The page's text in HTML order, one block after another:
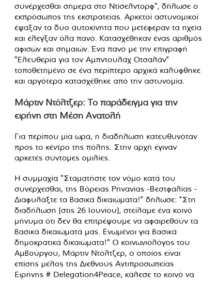
συνέρχεσθαι σήμερα στο Ντίσελντορφ", δήλωσε ο
εκπρόσωπος της εκστρατείας. Αρκετοί αστυνομικοί
έψαξαν τα δύο αυτοκίνητα που μετέφεραν τα ηχεία
και έλεγξαν όλα πανό. Κατασχέθηκαν ένας αριθμός
αφισών και σημαιών. Ένα πανό με την επιγραφή
"Ελευθερία για τον Αμπντουλάχ Οτσαλάν"
τοποθετημένο σε ένα περίπτερο αρχικά καλύφθηκε
και αργότερα κατασχέθηκε από την αστυνομία.
Μάρτιν Ντόλτζερ: Το παράδειγμα για την
ειρήνη στη Μέση Ανατολή
Για περίπου μία ώρα, η διαδήλωση κατευθυνόταν
προς το κέντρο της πόλης. Στην αρχή έγιναν
αρκετές σύντομες ομιλίες.
Η συμμαχία "Σταματήστε τον νόμο κατά του
συνέρχεσθαι, της Βόρειας Ρηνανίας -Βεστφαλίας -
Διαφυλάξτε τα βασικά δικαιώματα!" δήλωσε: "Στη
διαδήλωση [στις 26 Ιουνίου], στείλαμε ένα κοινό
μήνυμα ότι δεν θα επιτρέψουμε να αφαιρεθούν τα
βασικά δικαιώματά μας. Ενωμένοι για βασικά
δημοκρατικά δικαιώματα!" Ο κοινωνιολόγος του
Αμβούργου, Μάρτιν Ντόλτζερ, ο οποίος είναι
επίσης μέλος της Διεθνούς Αντιπροσωπείας
Ειρήνης # Delegation4Peace, κάλεσε το κοινό να